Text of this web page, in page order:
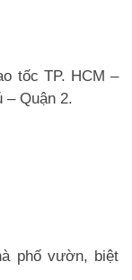
tốc TP. HCM –
– Quận 2.
phố vườn, biệt